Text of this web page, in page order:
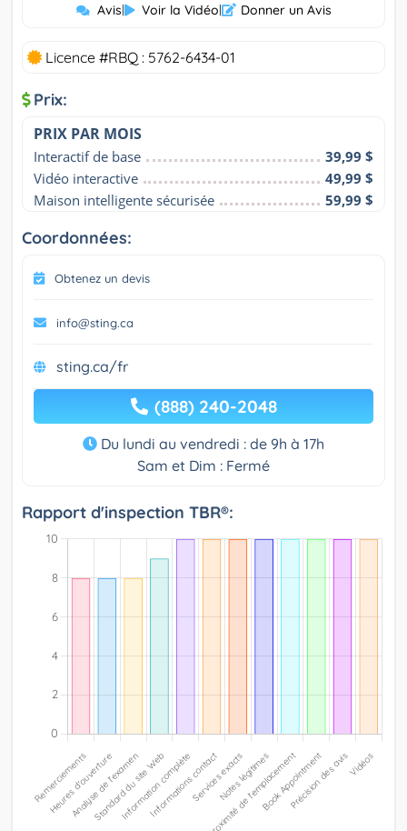
Avis| Voir la Vidéo| Donner un Avis
Licence #RBQ : 5762-6434-01
Prix:
PRIX PAR MOIS
Interactif de base
39,99 $
Vidéo interactive
49,99 $
Maison intelligente sécurisée
59,99 $
Coordonnées:
Obtenez un devis
info@sting.ca
sting.ca/fr
(888) 240-2048
Du lundi au vendredi : de 9h à 17h
Sam et Dim : Fermé
Rapport d'inspection TBR®: